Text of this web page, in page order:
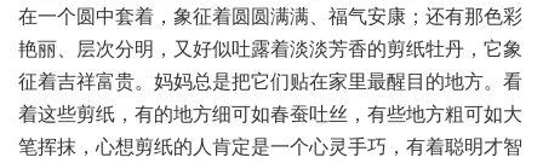
在一个圆中套着，象征着圆圆满满、福气安康；还有那色彩
艳丽、层次分明，又好似吐露着淡淡芳香的剪纸牡丹，它象
征着吉祥富贵。妈妈总是把它们贴在家里最醒目的地方。看
着这些剪纸，有的地方细可如春蚕吐丝，有些地方粗可如大
笔挥抹，心想剪纸的人肯定是一个心灵手巧，有着聪明才智